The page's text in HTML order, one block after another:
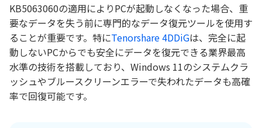
KB5063060の適用によりPCが起動しなくなった場合、重
要なデータを失う前に専門的なデータ復元ツールを使用す
ることが重要です。特にTenorshare 4DDiGは、完全に起
動しないPCからでも安全にデータを復元できる業界最高
水準の技術を搭載しており、Windows 11のシステムクラ
ッシュやブルースクリーンエラーで失われたデータも高確
率で回復可能です。